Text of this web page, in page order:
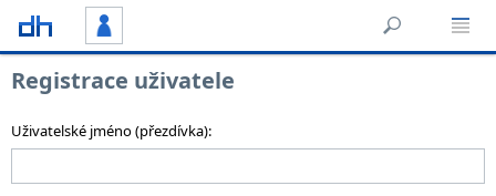
Registrace uživatele
Uživatelské jméno (přezdívka):